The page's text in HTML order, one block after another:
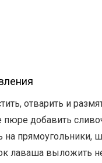
отварить и
пюре добавить
на прямоугольники,
лаваша выложить